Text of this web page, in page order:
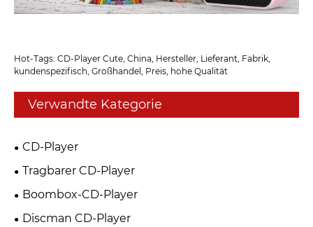
Hot-Tags: CD-Player Cute, China, Hersteller, Lieferant, Fabrik,
kundenspezifisch, Großhandel, Preis, hohe Qualität
Verwandte Kategorie
CD-Player
Tragbarer CD-Player
Boombox-CD-Player
Discman CD-Player